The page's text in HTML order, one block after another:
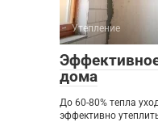
Утепление
дома
До 60-80% тепла
эффективно